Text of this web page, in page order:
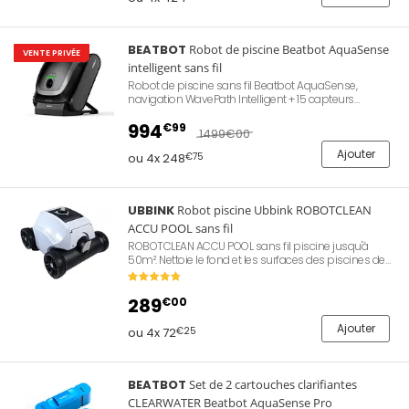
ans.Version "Pack" exclusive RobotPiscine.com avec
VENTE PRIVÉE BEATBOT Robot de piscine Beatbot AquaSense
intelligent sans fil
Robot de piscine sans fil Beatbot AquaSense,
navigation WavePath Intelligent + 15 capteurs
brosses indépendantes 2x2, station de charge sans
fil, multiples modes de nettoyage, connecté + App,
autonomie de 3,5 heures, fond, parois, ligne d'eau,
technologie sonar, piscine 210m2, garantie de 2 ans.
994€99 1499€00
ou 4x 248€75 Ajouter
UBBINK Robot piscine Ubbink ROBOTCLEAN
ACCU POOL sans fil
ROBOTCLEAN ACCU POOL sans fil piscine jusqu'à
50m². Nettoie le fond et les surfaces des piscines de
tous types, toutes formes, tous fonds, tous
6600mAh, système de filtration par sac d'une finesse
de 100 microns, 3 réglages de l'angle de direction au
choix.
289€00
ou 4x 72€25 Ajouter
BEATBOT Set de 2 cartouches clarifiantes
CLEARWATER Beatbot AquaSense Pro